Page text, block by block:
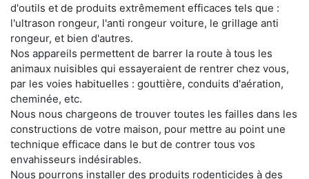
d'outils et de produits extrêmement efficaces tels que :
l'ultrason rongeur, l'anti rongeur voiture, le grillage anti
rongeur, et bien d'autres.
Nos appareils permettent de barrer la route à tous les
animaux nuisibles qui essayeraient de rentrer chez vous,
par les voies habituelles : gouttière, conduits d'aération,
cheminée, etc.
Nous nous chargeons de trouver toutes les failles dans les
constructions de votre maison, pour mettre au point une
technique efficace dans le but de contrer tous vos
envahisseurs indésirables.
Nous pourrons installer des produits rodenticides à des